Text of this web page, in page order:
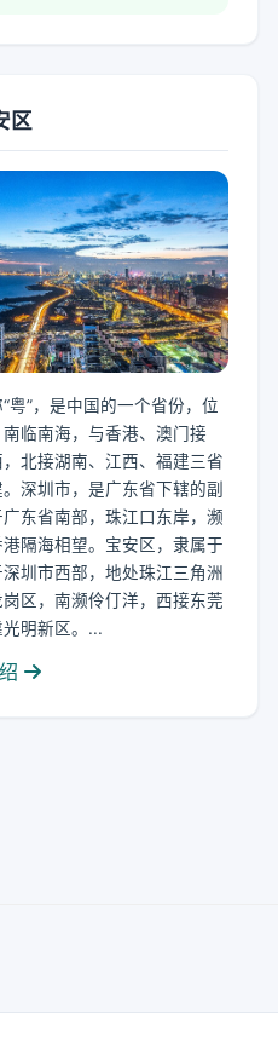
区
粤”，是中国的一个省份，位
临南海，与香港、澳门接
北接湖南、江西、福建三省
深圳市，是广东省下辖的副
东省南部，珠江口东岸，濒
隔海相望。宝安区，隶属于
圳市西部，地处珠江三角洲
区，南濒伶仃洋，西接东莞
明新区。...